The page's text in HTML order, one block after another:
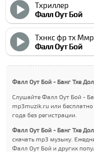
Тхриллер
Фалл Оут Бой
Тхнкс фр тх
Фалл Оут Бой
Фалл Оут Бой - Банг Тхе
Слушайте Фалл Оут Бой -
mp3muzik.ru или
года без регистрации.
Фалл Оут Бой - Банг Тхе
скачать mp3 музыку.
Фалл Оут Бой и других